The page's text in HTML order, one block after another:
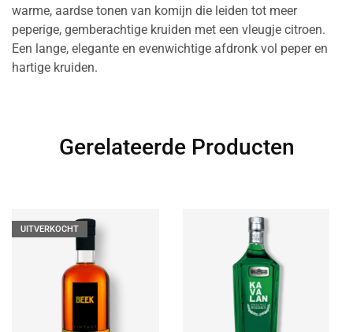
warme, aardse tonen van komijn die leiden tot meer
peperige, gemberachtige kruiden met een vleugje citroen.
Een lange, elegante en evenwichtige afdronk vol peper en
hartige kruiden.
Gerelateerde Producten
UITVERKOCHT